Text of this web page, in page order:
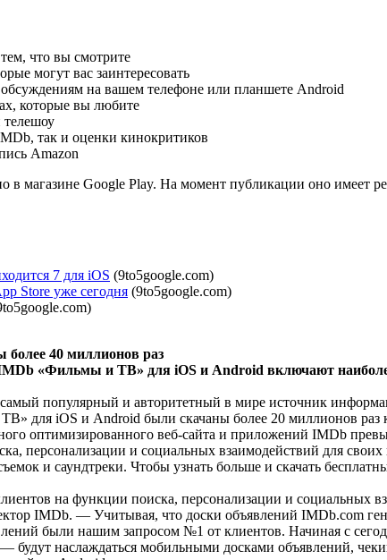
что вы смотрите
могут вас заинтересовать
на вашем телефоне или планшете Android
которые вы любите
так и оценки кинокритиков
Amazon
в магазине Google Play. На момент публикации оно имеет
7 для iOS (9to5google.com)
Store уже сегодня (9to5google.com)
40 миллионов раз
«Фильмы и ТВ» для iOS и Android включают
популярный и авторитетный в мире источник
для iOS и Android были скачаны более 20 миллионов раз
оптимизированного веб-сайта и приложений IMDb
персонализации и социальных взаимодействий для
и саундтреки. Чтобы узнать больше и скачать
на функции поиска, персонализации и
IMDb. — Учитывая, что доски объявлений IMDb.com
были нашим запросом №1 от клиентов. Начиная с
будут наслаждаться мобильными досками объявлений,